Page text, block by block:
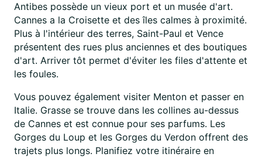
Antibes possède un vieux port et un musée d'art.
Cannes a la Croisette et des îles calmes à proximité.
Plus à l'intérieur des terres, Saint-Paul et Vence
présentent des rues plus anciennes et des boutiques
d'art. Arriver tôt permet d'éviter les files d'attente et
les foules.
Vous pouvez également visiter Menton et passer en
Italie. Grasse se trouve dans les collines au-dessus
de Cannes et est connue pour ses parfums. Les
Gorges du Loup et les Gorges du Verdon offrent des
trajets plus longs. Planifiez votre itinéraire en